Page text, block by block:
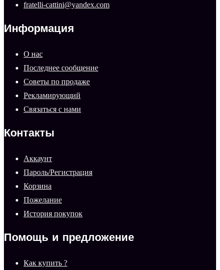
fratelli-cattini@yandex.com
Информация
О нас
Последнее сообщение
Советы по продаже
Рекламирующий
Связаться с нами
Контакты
Аккаунт
Пароль/Регистрация
Корзина
Пожелание
История покупок
Помощь и предложение
Как купить ?